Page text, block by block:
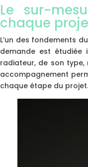
Le sur-
chaque
L’un des fondements
demande est étudiée
radiateur, de son type,
accompagnement
chaque étape du projet.